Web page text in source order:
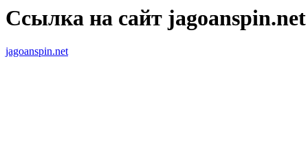
Ссылка на сайт jagoanspin.net
jagoanspin.net